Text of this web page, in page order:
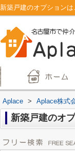
新築戸建のオプション
Aplace > Aplace株式
新築戸建のオ